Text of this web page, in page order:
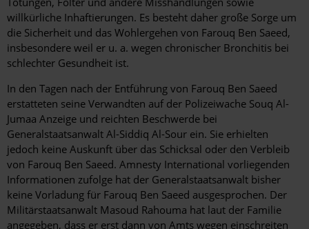
willkürliche Inhaftierungen. Es besteht daher große Sorge um
die Sicherheit und das Wohlergehen von Farouq Ben Saeed,
insbesondere weil er u. a. wegen chronischer Bronchitis bei
schlechter Gesundheit ist.
In den Tagen nach der Entführung von Farouq Ben Saeed
erstatteten seine Verwandten auf der Polizeiwache Souq Al-
Jumaa Anzeige und reichten Beschwerde bei
Generalstaatsanwalt Al-Siddiq Al-Sour ein. Sie erhielten
jedoch keine Auskunft über das Schicksal oder den Verbleib
von Farouq Ben Saeed. Amnesty International vorliegenden
Informationen zufolge hat der Generalstaatsanwalt bisher
keine Vorladung für Farouq Ben Saeed ausgesprochen. Der
Militärstaatsanwalt Masoud Rahouma hat laut der Familie
angegeben, dass er erst dann von Amts wegen einschreiten